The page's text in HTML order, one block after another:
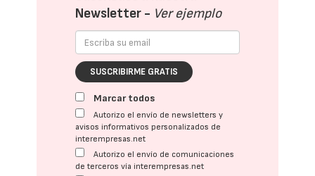
Newsletter - Ver ejemplo
SUSCRIBIRME GRATIS
Marcar todos
Autorizo el envío de newsletters y
avisos informativos personalizados de
interempresas.net
Autorizo el envío de comunicaciones
de terceros vía interempresas.net